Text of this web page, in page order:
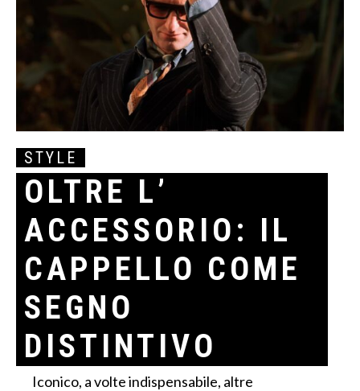
STYLE
OLTRE L’
ACCESSORIO: IL
CAPPELLO COME
SEGNO
DISTINTIVO
Iconico, a volte indispensabile, altre